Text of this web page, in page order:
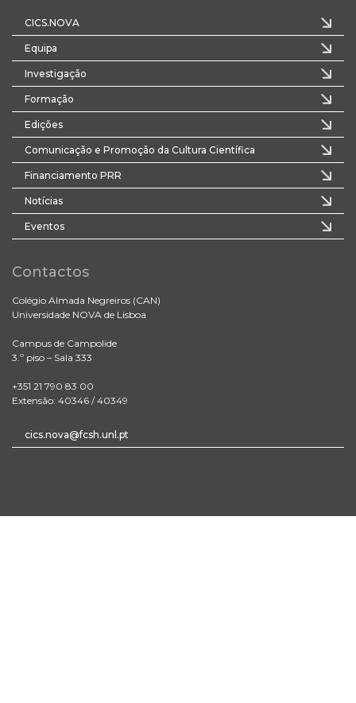
CICS.NOVA
Equipa
Investigação
Formação
Edições
Comunicação e Promoção da Cultura Científica
Financiamento PRR
Notícias
Eventos
Contactos
Colégio Almada Negreiros (CAN)
Universidade NOVA de Lisboa
Campus de Campolide
3.º piso – Sala 333
+351 21 790 83 00
Extensão: 40346 / 40349
cics.nova@fcsh.unl.pt